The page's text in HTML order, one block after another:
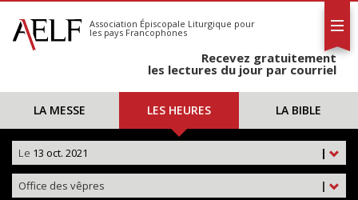
S'abonner
Calendrier
Association Épiscopale Liturgique pour
les pays Francophones
Recevez gratuitement
les lectures du jour par courriel
LA MESSE LES HEURES LA BIBLE
|
Le 13 oct. 2021
|
Office des vêpres